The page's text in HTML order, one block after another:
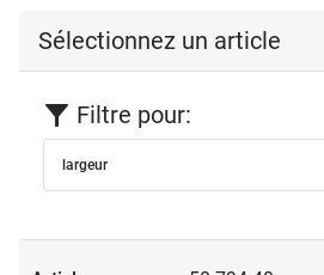
Sélectionnez un article
Filtre pour:
largeur